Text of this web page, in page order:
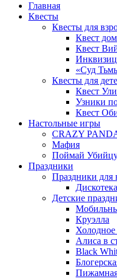
Главная
Квесты
Квесты для
Квест
Квест
«Суд
Квесты для
Квест
Узники
Квест
Настольные игры
CRAZY
Мафия
Поймай
Праздники
Праздники для
Дискотека
Детские
Круэлла
Холодное
Алиса в
Black